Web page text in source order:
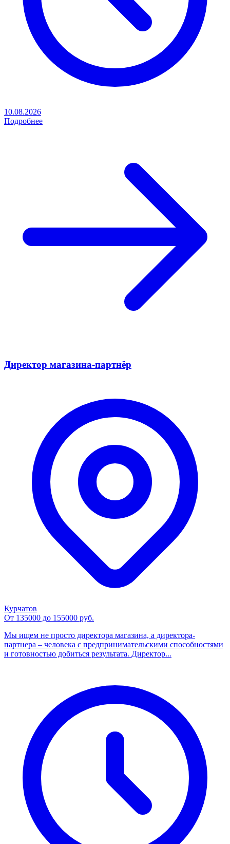
10.08.2026
Подробнее
Директор магазина-партнёр
Курчатов
От 135000 до 155000 руб.
Мы ищем не просто директора магазина, а директора-
партнера – человека с предпринимательскими способностями
и готовностью добиться результата. Директор...